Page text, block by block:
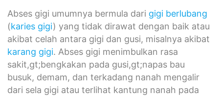
Abses gigi umumnya bermula dari gigi berlubang
(karies gigi) yang tidak dirawat dengan baik atau
akibat celah antara gigi dan gusi, misalnya akibat
karang gigi. Abses gigi menimbulkan rasa
sakit,gt;bengkakan pada gusi,gt;napas bau
busuk, demam, dan terkadang nanah mengalir
dari sela gigi atau terlihat kantung nanah pada